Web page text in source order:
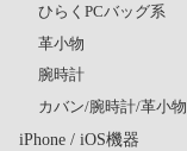
ひらくPCバッグ系
革小物
腕時計
カバン/腕時計/革小物
iPhone / iOS機器